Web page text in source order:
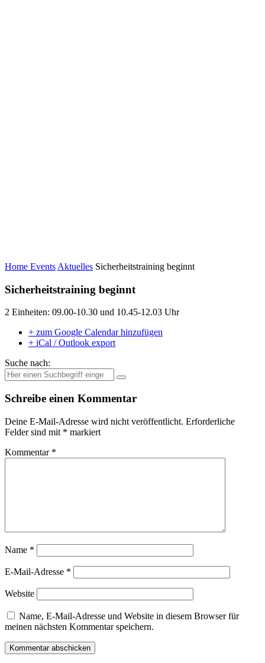
Home Events Aktuelles Sicherheitstraining beginnt
Sicherheitstraining beginnt
2 Einheiten: 09.00-10.30 und 10.45-12.03 Uhr
+ zum Google Calendar hinzufügen
+ iCal / Outlook export
Suche nach:
Schreibe einen Kommentar
Deine E-Mail-Adresse wird nicht veröffentlicht. Erforderliche
Felder sind mit * markiert
Kommentar *
Name *
E-Mail-Adresse *
Website
Name, E-Mail-Adresse und Website in diesem Browser für
meinen nächsten Kommentar speichern.